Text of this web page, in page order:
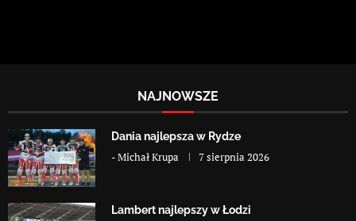
NAJNOWSZE
Dania najlepsza w Rydze
-Michał Krupa 7 sierpnia 2026
Lambert najlepszy w Łodzi